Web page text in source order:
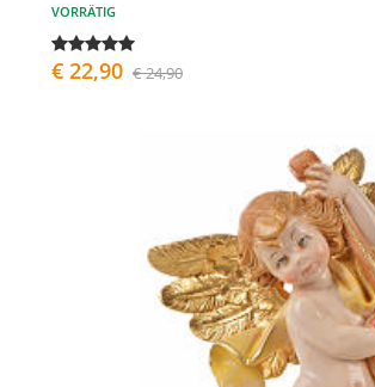
VORRÄTIG
€ 22,90 € 24,90